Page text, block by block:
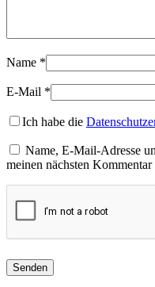
Name *
E-Mail *
Ich habe die
Name, E-Mail-Adresse
meinen nächsten Kommentar